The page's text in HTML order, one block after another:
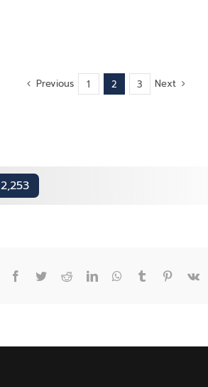
ปลอดภัย
ใน
Previous 1 2 3 Next
2,253
Facebook
TwitterRedditLinkedInWhatsApp
Tumblr Pinterest
Vk